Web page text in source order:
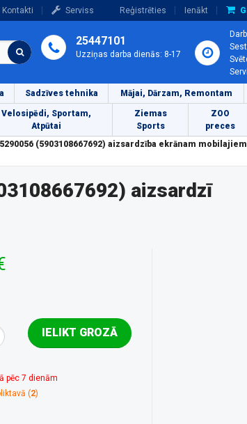
Kontakti Serviss Reģistrēties Ienākt
25447101
Uzziņas darba dienās: 8-17
Sadzīves tehnika Mājai, Dārzam, Remontam
Velosipēdi, Sportam,
Atpūtai
Ziemas
Sports
ZOO
preces
(5903108667692) aizsardzība ekrānam
aizsardzī
IELIKT GROZĀ
pēc 7 dienām
(2)